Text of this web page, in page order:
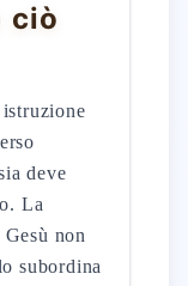
ciò
deve
La
non
subordina